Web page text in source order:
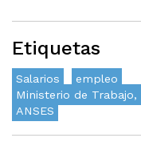
Etiquetas
Salarios
empleo
Ministerio de Trabajo,
ANSES